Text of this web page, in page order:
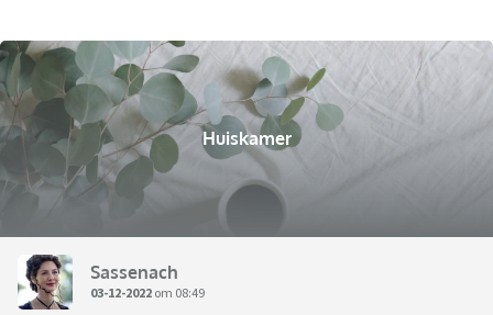
Huiskamer
Sassenach
03-12-2022 om 08:49